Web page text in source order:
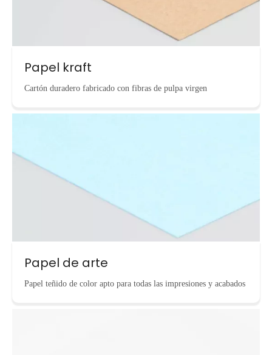
Papel kraft
Cartón duradero fabricado con fibras de pulpa virgen
Papel de arte
Papel teñido de color apto para todas las impresiones y acabados